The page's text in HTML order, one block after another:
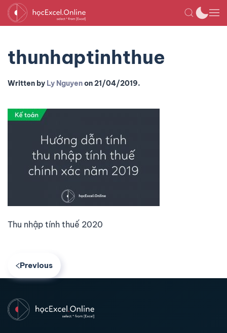
thunhaptinhthue
Written by Ly Nguyenon21/04/2019.
Thu nhập tính thuế 2020
Previous